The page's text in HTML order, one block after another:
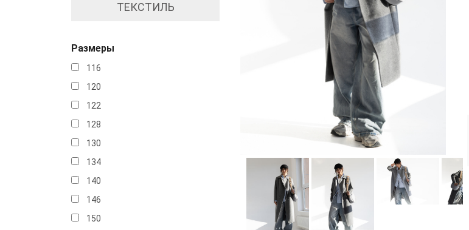
ТЕКСТИЛЬ
Размеры
116
120
122
128
130
134
140
146
150